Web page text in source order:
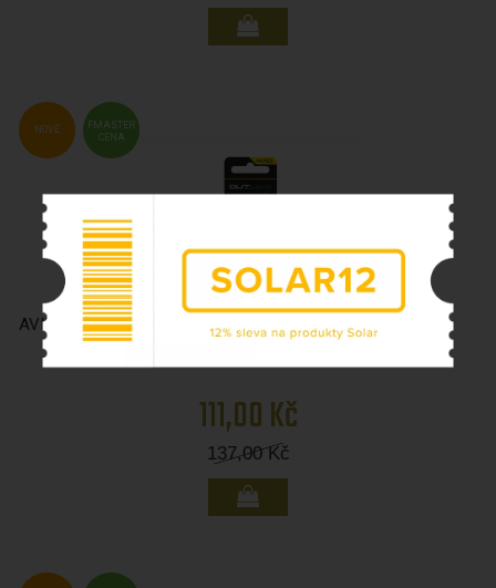
FMASTER
CENA
NOVÉ
AVID OUTLINE TUNGSTEN NAKED HELI BEADS
111,00 Kč
137,00Kč